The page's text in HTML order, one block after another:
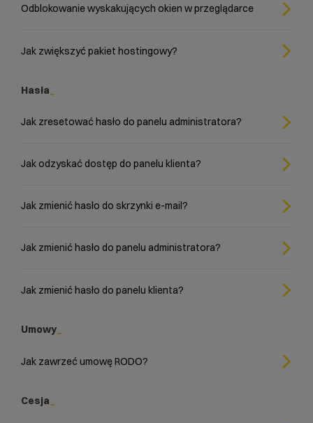
Odblokowanie wyskakujących okien w przeglądarce
Jak zwiększyć pakiet hostingowy?
Hasła
Jak zresetować hasło do panelu administratora?
Jak odzyskać dostęp do panelu klienta?
Jak zmienić hasło do skrzynki e-mail?
Jak zmienić hasło do panelu administratora?
Jak zmienić hasło do panelu klienta?
Umowy
Jak zawrzeć umowę RODO?
Cesja